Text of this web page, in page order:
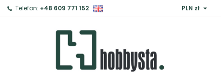
Telefon: +48 609 771 152 PLN zł 